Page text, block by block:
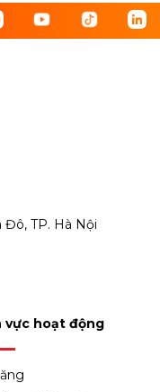
TP. Hà Nội
vực hoạt động